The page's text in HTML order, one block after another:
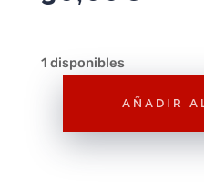
1 disponibles
AÑADIR